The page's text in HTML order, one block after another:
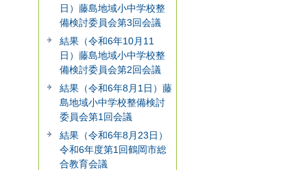
日）藤島地域小中学校整
備検討委員会第3回会議
結果（令和6年10月11
日）藤島地域小中学校整
備検討委員会第2回会議
結果（令和6年8月1日）藤
島地域小中学校整備検討
委員会第1回会議
結果（令和6年8月23日）
令和6年度第1回鶴岡市総
合教育会議